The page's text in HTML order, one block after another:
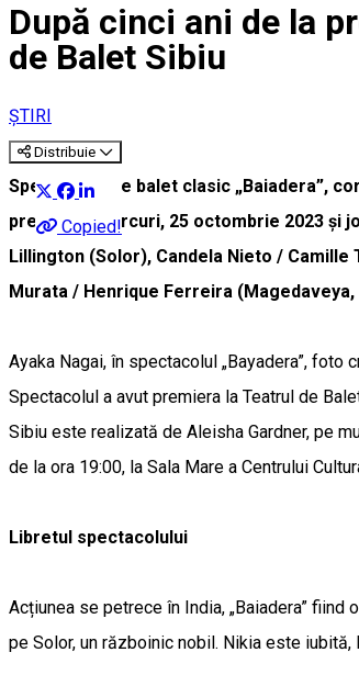
După cinci ani de la
de Balet Sibiu
ȘTIRI
Distribuie
Copied!
Spectacolul de balet clasic „Baiadera”,
premieră,miercuri, 25 octombrie 2023 și
Lillington (Solor), Candela Nieto / Camille
Murata / Henrique Ferreira (Magedaveya,
Ayaka Nagai, în spectacolul „Bayadera”, foto
Spectacolul a avut premiera la Teatrul de
Sibiu este realizată de Aleisha Gardner, pe
de la ora 19:00, la Sala Mare a Centrului
Libretul spectacolului
Acțiunea se petrece în India, „Baiadera”
pe Solor, un războinic nobil. Nikia este